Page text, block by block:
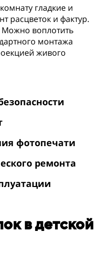
гладкие и
расцветок и фактур.
Можно воплотить
монтажа
живого
фотопечати
ремонта
в детской